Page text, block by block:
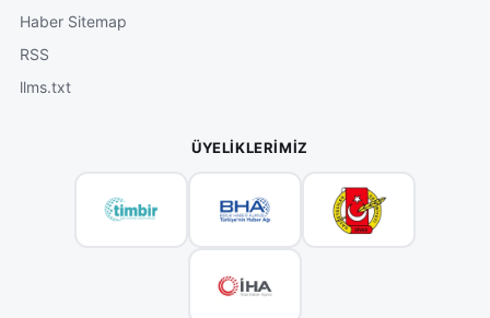
Haber Sitemap
RSS
llms.txt
ÜYELIKLERIMIZ